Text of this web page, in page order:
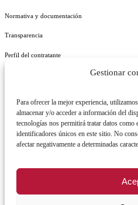
Gestionar
Para ofrecer la mejor experiencia,
almacenar y/o acceder a información del
tecnologías nos permitirá tratar datos como
identificadores únicos en este sitio. No
afectar negativamente a determinadas
Normativa y documentación
Transparencia
Perfil del contratante
REGISTRO DE